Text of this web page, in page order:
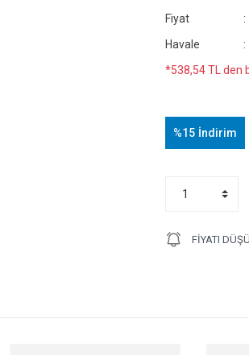
Fiyat
Havale
*538,54 TL den
%15 İndirim
FIYATI